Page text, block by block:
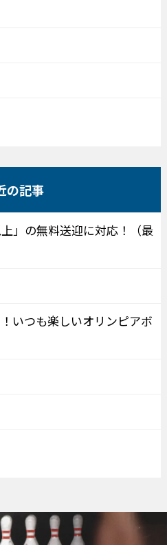
の記事
」の無料送迎に対応！（最
いつも楽しいオリンピアボ